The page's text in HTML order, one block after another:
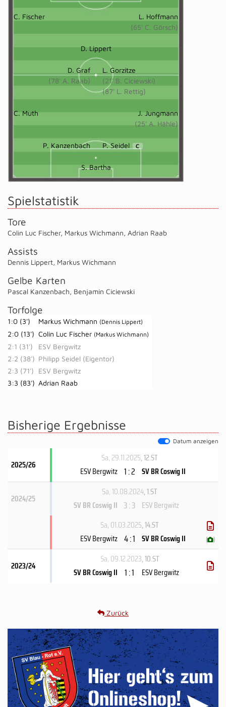
C. Fischer
L. Hoffmann
(65' C. Görsch)
D. Lippert
D. Graf
(78' A. Raab)
L. Gorzitze
(21' B. Ciciewski)
(87' L. Rettig)
C. Muth
J. Jungmann
(25' A. Hähle)
P. Kanzenbach P. Seidel C
S. Bartha
Spielstatistik
Tore
Colin Luc Fischer, Markus Wichmann, Adrian Raab
Assists
Dennis Lippert, Markus Wichmann
Gelbe Karten
Pascal Kanzenbach, Benjamin Ciciewski
Torfolge
1:0 (3') Markus Wichmann (Dennis Lippert)
2:0 (13') Colin Luc Fischer (Markus Wichmann)
2:1 (31')
ESV Bergwitz
2:2 (38') Philipp Seidel (Eigentor)
2:3 (71')
ESV Bergwitz
3:3 (83') Adrian Raab
Bisherige Ergebnisse
Datum anzeigen
2025/26
Sa, 29.11.2025, 12.ST
ESV Bergwitz 1 : 2 SV BR Coswig II
2024/25
Sa, 10.08.2024, 1.ST
SV BR Coswig II 3 : 3 ESV Bergwitz
Sa, 01.03.2025, 14.ST
ESV Bergwitz 4 : 1 SV BR Coswig II ( )
2023/24
Sa, 09.12.2023, 10.ST
SV BR Coswig II
1 : 1 ESV Bergwitz
Zurück